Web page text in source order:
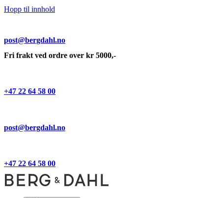
Hopp til innhold
post@bergdahl.no
Fri frakt ved ordre over kr 5000,-
+47 22 64 58 00
post@bergdahl.no
+47 22 64 58 00